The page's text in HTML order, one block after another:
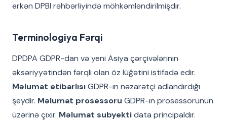
erkən DPBI rəhbərliyində möhkəmləndirilmişdir.
Terminologiya Fərqi
DPDPA GDPR-dan və yeni Asiya çərçivələrinin
əksəriyyətindən fərqli olan öz lüğətini istifadə edir.
Məlumat etibarlısıGDPR-ın nəzarətçi adlandırdığı
şeydir. Məlumat prosessoru GDPR-ın prosessorunun
üzərinə çıxır. Məlumat subyektidata principaldır.